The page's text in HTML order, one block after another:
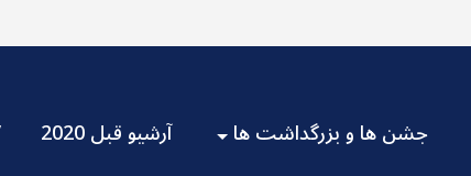
آرشیو قبل 2020 جشن ها و بزرگداشت ها